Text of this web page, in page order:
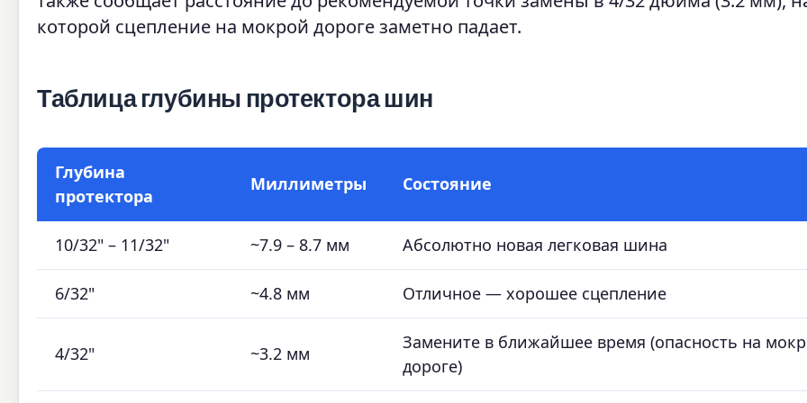
которой сцепление на мокрой дороге заметно падает.
Таблица глубины протектора шин
Глубина
протектора
Миллиметры Состояние
10/32" – 11/32" ~7.9 – 8.7 мм Абсолютно новая легковая шина
6/32" ~4.8 мм Отличное — хорошее сцепление
4/32" ~3.2 мм
Замените в ближайшее время (опасность на
дороге)